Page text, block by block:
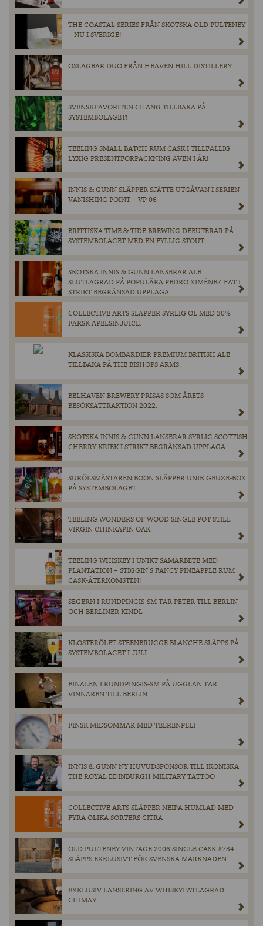
THE COASTAL SERIES FRÅN SKOTSKA OLD PULTENEY
– NU I SVERIGE!
OSLAGBAR DUO FRÅN HEAVEN HILL DISTILLERY
SVENSKFAVORITEN CHANG TILLBAKA PÅ
SYSTEMBOLAGET!
TEELING SMALL BATCH RUM CASK I TILLFÄLLIG
LYXIG PRESENTFÖRPACKNING ÄVEN I ÅR!
INNIS & GUNN SLÄPPER SJÄTTE UTGÅVAN I SERIEN
VANISHING POINT – VP 06
BRITTISKA TIME & TIDE BREWING DEBUTERAR PÅ
SYSTEMBOLAGET MED EN FYLLIG STOUT.
SKOTSKA INNIS & GUNN LANSERAR ALE
SLUTLAGRAD PÅ POPULÄRA PEDRO XIMÉNEZ FAT I
STRIKT BEGRÄNSAD UPPLAGA
COLLECTIVE ARTS SLÄPPER SYRLIG ÖL MED 30%
FÄRSK APELSINJUICE.
KLASSISKA BOMBARDIER PREMIUM BRITISH ALE
TILLBAKA PÅ THE BISHOPS ARMS.
BELHAVEN BREWERY PRISAS SOM ÅRETS
BESÖKSATTRAKTION 2022.
SKOTSKA INNIS & GUNN LANSERAR SYRLIG SCOTTISH
CHERRY KRIEK I STRIKT BEGRÄNSAD UPPLAGA
SURÖLSMÄSTAREN BOON SLÄPPER UNIK GEUZE-BOX
PÅ SYSTEMBOLAGET
TEELING WONDERS OF WOOD SINGLE POT STILL
VIRGIN CHINKAPIN OAK
TEELING WHISKEY I UNIKT SAMARBETE MED
PLANTATION – STIGGIN’S FANCY PINEAPPLE RUM
CASK-ÅTERKOMSTEN!
SEGERN I RUNDPINGIS-SM TAR PETER TILL BERLIN
OCH BERLINER KINDL
KLOSTERÖLET STEENBRUGGE BLANCHE SLÄPPS PÅ
SYSTEMBOLAGET I JULI.
FINALEN I RUNDPINGIS-SM PÅ UGGLAN TAR
VINNAREN TILL BERLIN.
FINSK MIDSOMMAR MED TEERENPELI
INNIS & GUNN NY HUVUDSPONSOR TILL IKONISKA
THE ROYAL EDINBURGH MILITARY TATTOO
COLLECTIVE ARTS SLÄPPER NEIPA HUMLAD MED
FYRA OLIKA SORTERS CITRA
OLD PULTENEY VINTAGE 2006 SINGLE CASK #734
SLÄPPS EXKLUSIVT FÖR SVENSKA MARKNADEN.
EXKLUSIV LANSERING AV WHISKYFATLAGRAD
CHIMAY